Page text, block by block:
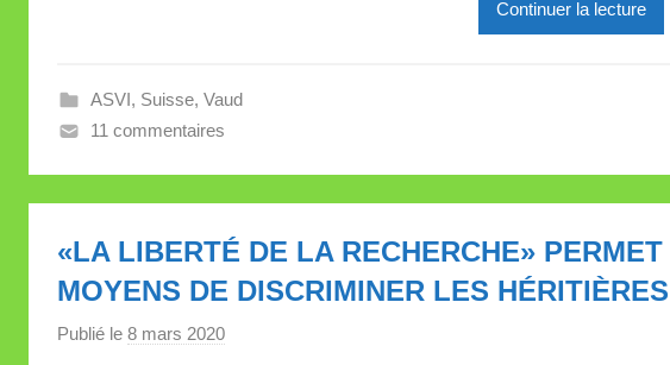
l
e
t
Continuer la lecture
ASVI, Suisse, Vaud
11 commentaires
«LA LIBERTÉ DE LA RECHERCHE»
MOYENS DE DISCRIMINER LES HÉRITIÈRES
Publié le 8 mars 2020